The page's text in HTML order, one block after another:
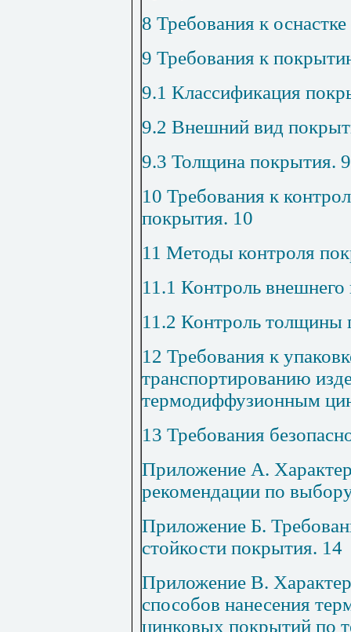
8 Требования к
9 Требования к
9.1 Классификация
9.2 Внешний вид
9.3 Толщина покрытия. 9
10 Требования к
покрытия. 10
11 Методы контроля
11.1 Контроль
11.2 Контроль толщины
12 Требования к
транспортированию
термодиффузионным
13 Требования
Приложение А.
рекомендации по
Приложение Б.
стойкости покрытия. 14
Приложение В.
способов нанесения
цинковых покрытий по